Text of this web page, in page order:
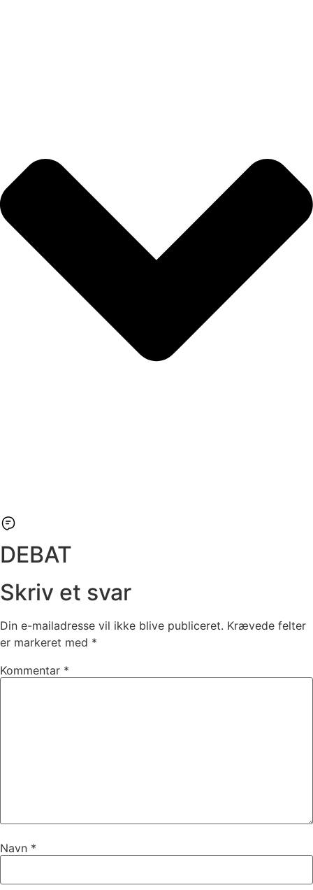
DEBAT
Skriv et svar
Din e-mailadresse vil ikke blive publiceret. Krævede felter
er markeret med *
Kommentar *
Navn *